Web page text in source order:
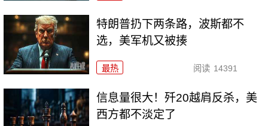
特朗普扔下两条路，波斯都不
选，美军机又被揍
最热 阅读 14391
信息量很大！歼20越肩反杀，美
西方都不淡定了